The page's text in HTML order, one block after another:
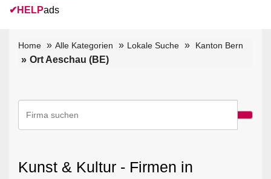
✔ HELPads
Home Alle Kategorien Lokale Suche Kanton Bern
Ort Aeschau (BE)
Kunst & Kultur - Firmen in